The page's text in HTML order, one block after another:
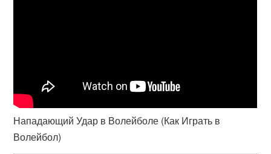
Нападающий Удар в Волейболе (Как Играть в
Волейбол)